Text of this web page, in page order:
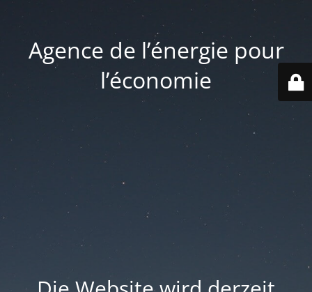
Agence de l’énergie pour
l’économie